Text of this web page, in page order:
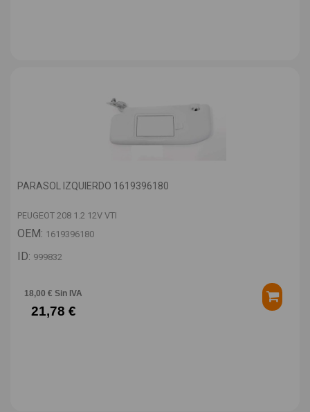
PARASOL IZQUIERDO 1619396180
PEUGEOT 208 1.2 12V VTI
OEM: 1619396180
ID: 999832
18,00 € Sin IVA
21,78 €